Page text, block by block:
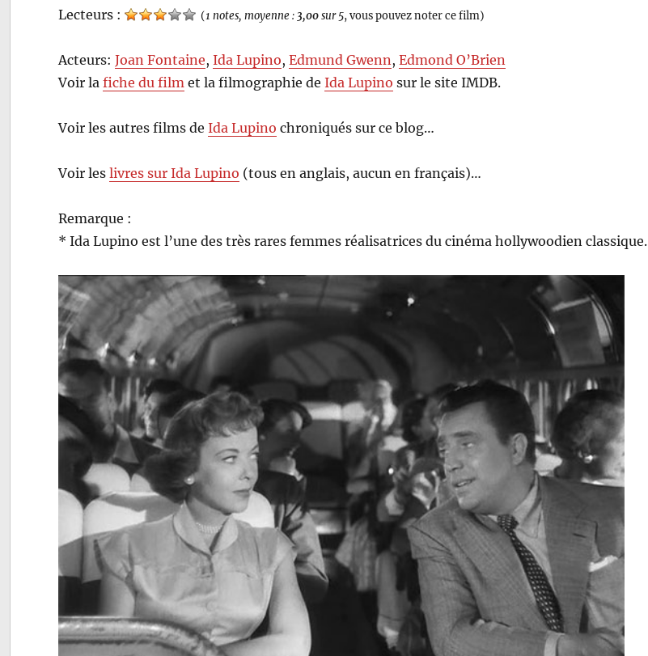
Lecteurs : (1 notes, moyenne : 3,00sur 5, vous pouvez noter ce film)
Acteurs:Joan Fontaine,Ida Lupino,Edmund Gwenn ,Edmond O’Brien
Voir lafiche du film et la filmographie deIda Lupino sur le site IMDB.
Voir les autres films deIda Lupino chroniqués sur ce blog…
Voir leslivres sur Ida Lupino (tous en anglais, aucun en français)…
Remarque :
* Ida Lupino est l’une des très rares femmes réalisatrices du cinéma hollywoodien classique.